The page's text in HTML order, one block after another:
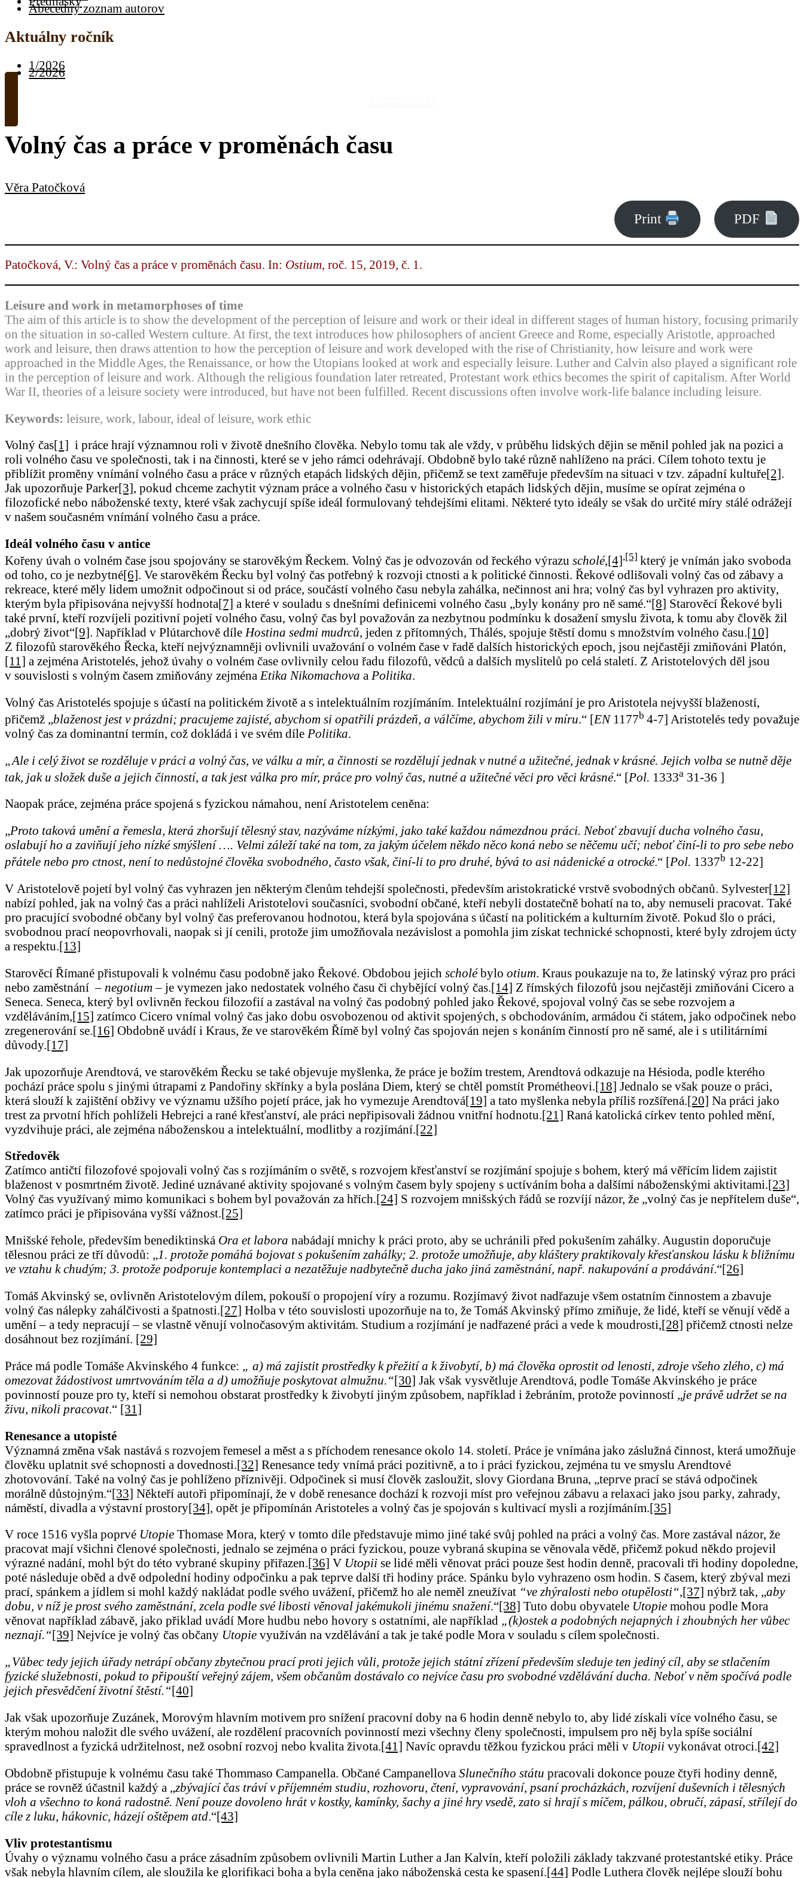
Abecedný zoznam autorov
Aktuálny ročník
1/2026
2/2026
Volný čas a práce v proměnách času
Věra Patočková
Print PDF
Patočková, V.: Volný čas a práce v proměnách času. In: Ostium, roč. 15, 2019, č. 1.
Leisure and work in metamorphoses of time
The aim of this article is to show the development of the perception of leisure and work or their ideal in different stages of human history, focusing primarily
on the situation in so-called Western culture. At first, the text introduces how philosophers of ancient Greece and Rome, especially Aristotle, approached
work and leisure, then draws attention to how the perception of leisure and work developed with the rise of Christianity, how leisure and work were
approached in the Middle Ages, the Renaissance, or how the Utopians looked at work and especially leisure. Luther and Calvin also played a significant role
in the perception of leisure and work. Although the religious foundation later retreated, Protestant work ethics becomes the spirit of capitalism. After World
War II, theories of a leisure society were introduced, but have not been fulfilled. Recent discussions often involve work-life balance including leisure.
Keywords: leisure, work, labour, ideal of leisure, work ethic
Volný čas[1] i práce hrají významnou roli v životě dnešního člověka. Nebylo tomu tak ale vždy, v průběhu lidských dějin se měnil pohled jak na pozici a
roli volného času ve společnosti, tak i na činnosti, které se v jeho rámci odehrávají. Obdobně bylo také různě nahlíženo na práci. Cílem tohoto textu je
přiblížit proměny vnímání volného času a práce v různých etapách lidských dějin, přičemž se text zaměřuje především na situaci v tzv. západní kultuře[2].
Jak upozorňuje Parker[3], pokud chceme zachytit význam práce a volného času v historických etapách lidských dějin, musíme se opírat zejména o
filozofické nebo náboženské texty, které však zachycují spíše ideál formulovaný tehdejšími elitami. Některé tyto ideály se však do určité míry stálé odrážejí
v našem současném vnímání volného času a práce.
Ideál volného času v antice
Kořeny úvah o volném čase jsou spojovány se starověkým Řeckem. Volný čas je odvozován od řeckého výrazu scholé,[4],[5] který je vnímán jako svoboda
od toho, co je nezbytné[6]. Ve starověkém Řecku byl volný čas potřebný k rozvoji ctnosti a k politické činnosti. Řekové odlišovali volný čas od zábavy a
rekreace, které měly lidem umožnit odpočinout si od práce, součástí volného času nebyla zahálka, nečinnost ani hra; volný čas byl vyhrazen pro aktivity,
kterým byla připisována nejvyšší hodnota[7] a které v souladu s dnešními definicemi volného času „byly konány pro ně samé.“[8] Starověcí Řekové byli
také první, kteří rozvíjeli pozitivní pojetí volného času, volný čas byl považován za nezbytnou podmínku k dosažení smyslu života, k tomu aby člověk žil
„dobrý život“[9]. Například v Plútarchově díle Hostina sedmi mudrců, jeden z přítomných, Thálés, spojuje štěstí domu s množstvím volného času.[10]
Z filozofů starověkého Řecka, kteří nejvýznamněji ovlivnili uvažování o volném čase v řadě dalších historických epoch, jsou nejčastěji zmiňováni Platón,
[11] a zejména Aristotelés, jehož úvahy o volném čase ovlivnily celou řadu filozofů, vědců a dalších myslitelů po celá staletí. Z Aristotelových děl jsou
v souvislosti s volným časem zmiňovány zejména Etika Nikomachova a Politika.
Volný čas Aristotelés spojuje s účastí na politickém životě a s intelektuálním rozjímáním. Intelektuální rozjímání je pro Aristotela nejvyšší blažeností,
přičemž „blaženost jest v prázdni; pracujeme zajisté, abychom si opatřili prázdeň, a válčíme, abychom žili v míru.“ [EN1177b 4-7] Aristotelés tedy považuje
volný čas za dominantní termín, což dokládá i ve svém díle Politika.
„Ale i celý život se rozděluje v práci a volný čas, ve válku a mír, a činnosti se rozdělují jednak v nutné a užitečné, jednak v krásné. Jejich volba se nutně děje
tak, jak u složek duše a jejich činností, a tak jest válka pro mír, práce pro volný čas, nutné a užitečné věci pro věci krásné.“ [Pol. 1333a 31-36 ]
Naopak práce, zejména práce spojená s fyzickou námahou, není Aristotelem ceněna:
„Proto taková umění a řemesla, která zhoršují tělesný stav, nazýváme nízkými, jako také každou námezdnou práci. Neboť zbavují ducha volného času,
oslabují ho a zaviňují jeho nízké smýšlení …. Velmi záleží také na tom, za jakým účelem někdo něco koná nebo se něčemu učí; neboť činí-li to pro sebe nebo
přátele nebo pro ctnost, není to nedůstojné člověka svobodného, často však, činí-li to pro druhé, bývá to asi nádenické a otrocké.“ [Pol. 1337b 12-22]
V Aristotelově pojetí byl volný čas vyhrazen jen některým členům tehdejší společnosti, především aristokratické vrstvě svobodných občanů. Sylvester[12]
nabízí pohled, jak na volný čas a práci nahlíželi Aristotelovi současníci, svobodní občané, kteří nebyli dostatečně bohatí na to, aby nemuseli pracovat. Také
pro pracující svobodné občany byl volný čas preferovanou hodnotou, která byla spojována s účastí na politickém a kulturním životě. Pokud šlo o práci,
svobodnou prací neopovrhovali, naopak si jí cenili, protože jim umožňovala nezávislost a pomohla jim získat technické schopnosti, které byly zdrojem úcty
a respektu.[13]
Starověcí Římané přistupovali k volnému času podobně jako Řekové. Obdobou jejich scholébylo otium. Kraus poukazuje na to, že latinský výraz pro práci
nebo zaměstnání – negotium – je vymezen jako nedostatek volného času či chybějící volný čas.[14] Z římských filozofů jsou nejčastěji zmiňováni Cicero a
Seneca. Seneca, který byl ovlivněn řeckou filozofií a zastával na volný čas podobný pohled jako Řekové, spojoval volný čas se sebe rozvojem a
vzděláváním,[15] zatímco Cicero vnímal volný čas jako dobu osvobozenou od aktivit spojených, s obchodováním, armádou či státem, jako odpočinek nebo
zregenerování se.[16] Obdobně uvádí i Kraus, že ve starověkém Římě byl volný čas spojován nejen s konáním činností pro ně samé, ale i s utilitárními
důvody.[17]
Jak upozorňuje Arendtová, ve starověkém Řecku se také objevuje myšlenka, že práce je božím trestem, Arendtová odkazuje na Hésioda, podle kterého
pochází práce spolu s jinými útrapami z Pandořiny skřínky a byla poslána Diem, který se chtěl pomstít Prométheovi. [18] Jednalo se však pouze o práci,
která slouží k zajištění obživy ve významu užšího pojetí práce, jak ho vymezuje Arendtová[19] a tato myšlenka nebyla příliš rozšířená. [20] Na práci jako
trest za prvotní hřích pohlíželi Hebrejci a rané křesťanství, ale práci nepřipisovali žádnou vnitřní hodnotu. [21] Raná katolická církev tento pohled mění,
vyzdvihuje práci, ale zejména náboženskou a intelektuální, modlitby a rozjímání. [22]
Středověk
Zatímco antičtí filozofové spojovali volný čas s rozjímáním o světě, s rozvojem křesťanství se rozjímání spojuje s bohem, který má věřícím lidem zajistit
blaženost v posmrtném životě. Jediné uznávané aktivity spojované s volným časem byly spojeny s uctíváním boha a dalšími náboženskými aktivitami.[23]
Volný čas využívaný mimo komunikaci s bohem byl považován za hřích.[24] S rozvojem mnišských řádů se rozvíjí názor, že „volný čas je nepřítelem duše“,
zatímco práci je připisována vyšší vážnost.[25]
Mnišské řehole, především benediktinská Ora et labora nabádají mnichy k práci proto, aby se uchránili před pokušením zahálky. Augustin doporučuje
tělesnou práci ze tří důvodů: „1. protože pomáhá bojovat s pokušením zahálky; 2. protože umožňuje, aby kláštery praktikovaly křesťanskou lásku k bližnímu
ve vztahu k chudým; 3. protože podporuje kontemplaci a nezatěžuje nadbytečně ducha jako jiná zaměstnání, např. nakupování a prodávání.“[26]
Tomáš Akvinský se, ovlivněn Aristotelovým dílem, pokouší o propojení víry a rozumu. Rozjímavý život nadřazuje všem ostatním činnostem a zbavuje
volný čas nálepky zahálčivosti a špatnosti.[27] Holba v této souvislosti upozorňuje na to, že Tomáš Akvinský přímo zmiňuje, že lidé, kteří se věnují vědě a
umění – a tedy nepracují – se vlastně věnují volnočasovým aktivitám. Studium a rozjímání je nadřazené práci a vede k moudrosti,[28] přičemž ctnosti nelze
dosáhnout bez rozjímání. [29]
Práce má podle Tomáše Akvinského 4 funkce: „ a) má zajistit prostředky k přežití a k živobytí, b) má člověka oprostit od lenosti, zdroje všeho zlého, c) má
omezovat žádostivost umrtvováním těla a d) umožňuje poskytovat almužnu.“[30] Jak však vysvětluje Arendtová, podle Tomáše Akvinského je práce
povinností pouze pro ty, kteří si nemohou obstarat prostředky k živobytí jiným způsobem, například i žebráním, protože povinností „je právě udržet se na
živu, nikoli pracovat.“ [31]
Renesance a utopisté
Významná změna však nastává s rozvojem řemesel a měst a s příchodem renesance okolo 14. století. Práce je vnímána jako záslužná činnost, která umožňuje
člověku uplatnit své schopnosti a dovednosti. [32] Renesance tedy vnímá práci pozitivně, a to i práci fyzickou, zejména tu ve smyslu Arendtové
zhotovování. Také na volný čas je pohlíženo příznivěji. Odpočinek si musí člověk zasloužit, slovy Giordana Bruna, „teprve prací se stává odpočinek
morálně důstojným.“[33] Někteří autoři připomínají, že v době renesance dochází k rozvoji míst pro veřejnou zábavu a relaxaci jako jsou parky, zahrady,
náměstí, divadla a výstavní prostory[34] , opět je připomínán Aristoteles a volný čas je spojován s kultivací mysli a rozjímáním. [35]
V roce 1516 vyšla poprvé Utopie Thomase Mora, který v tomto díle představuje mimo jiné také svůj pohled na práci a volný čas. More zastával názor, že
pracovat mají všichni členové společnosti, jednalo se zejména o práci fyzickou, pouze vybraná skupina se věnovala vědě, přičemž pokud někdo projevil
výrazné nadání, mohl být do této vybrané skupiny přiřazen.[36] V Utopii se lidé měli věnovat práci pouze šest hodin denně, pracovali tři hodiny dopoledne,
poté následuje oběd a dvě odpolední hodiny odpočinku a pak teprve další tři hodiny práce. Spánku bylo vyhrazeno osm hodin. S časem, který zbýval mezi
prací, spánkem a jídlem si mohl každý nakládat podle svého uvážení, přičemž ho ale neměl zneužívat “ve zhýralosti nebo otupělosti“,[37] nýbrž tak, „aby
dobu, v níž je prost svého zaměstnání, zcela podle své libosti věnoval jakémukoli jinému snažení.“[38] Tuto dobu obyvatele Utopie mohou podle Mora
věnovat například zábavě, jako přiklad uvádí More hudbu nebo hovory s ostatními, ale například „(k)ostek a podobných nejapných i zhoubných her vůbec
neznají.“[39] Nejvíce je volný čas občany Utopie využíván na vzdělávání a tak je také podle Mora v souladu s cílem společnosti.
„Vůbec tedy jejich úřady netrápí občany zbytečnou prací proti jejich vůli, protože jejich státní zřízení především sleduje ten jediný cíl, aby se stlačením
fyzické služebnosti, pokud to připouští veřejný zájem, všem občanům dostávalo co nejvíce času pro svobodné vzdělávání ducha. Neboť v něm spočívá podle
jejich přesvědčení životní štěstí.“[40]
Jak však upozorňuje Zuzánek, Morovým hlavním motivem pro snížení pracovní doby na 6 hodin denně nebylo to, aby lidé získali více volného času, se
kterým mohou naložit dle svého uvážení, ale rozdělení pracovních povinností mezi všechny členy společnosti, impulsem pro něj byla spíše sociální
spravedlnost a fyzická udržitelnost, než osobní rozvoj nebo kvalita života.[41] Navíc opravdu těžkou fyzickou práci měli v Utopii vykonávat otroci.[42]
Obdobně přistupuje k volnému času také Thommaso Campanella. Občané Campanellova Slunečního státu pracovali dokonce pouze čtyři hodiny denně,
práce se rovněž účastnil každý a „zbývající čas tráví v příjemném studiu, rozhovoru, čtení, vypravování, psaní procházkách, rozvíjení duševních i tělesných
vloh a všechno to koná radostně. Není pouze dovoleno hrát v kostky, kamínky, šachy a jiné hry vsedě, zato si hrají s míčem, pálkou, obručí, zápasí, střílejí do
cíle z luku, hákovnic, házejí oštěpem atd.“[43]
Vliv protestantismu
Úvahy o významu volného času a práce zásadním způsobem ovlivnili Martin Luther a Jan Kalvín, kteří položili základy takzvané protestantské etiky. Práce
však nebyla hlavním cílem, ale sloužila ke glorifikaci boha a byla ceněna jako náboženská cesta ke spasení. [44] Podle Luthera člověk nejlépe slouží bohu